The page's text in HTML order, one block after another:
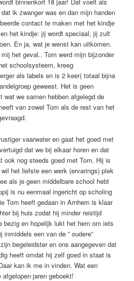
binnenkort 18 jaar! Dat voelt als
ik zwanger was en dan mijn handen
contact te maken met het kindje
het kindje: jij wordt speciaal, jij zult
En ja, wat je wenst kan uitkomen.
het geval.. Tom werd mijn bijzonder
schoolsysteem, kreeg
als labels en is 2 keer( totaal bijna
geweest. Het is geen
we samen hebben afgelegd de
van zowel Tom als de rest van het
vaarwater en gaat het goed met
dat we bij elkaar horen en dat
ook nog steeds goed met Tom. Hij is
het liefste een werk (ervarings) plek
als je geen middelbare school hebt
is nu eenmaal ingericht op scholing
Tom heeft gedaan in Arnhem is klaar
bij huis zodat hij minder reistijd
bezig en hopelijk lukt het hem om iets
een van de ” oudere”
begeleidster en ons aangegeven dat
heeft omdat hij zelf goed in staat is
kan ik me in vinden. Wat een
jaren geboekt!